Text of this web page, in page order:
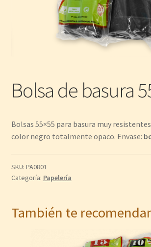
Bolsa de basura
Bolsas 55×55 para basura muy
color negro totalmente opaco. Envase:
SKU: PA0801
Categoría: Papelería
También te